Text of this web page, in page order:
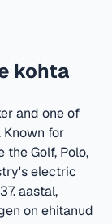
kohta
and one of
for
Golf, Polo,
electric
aastal,
on ehitanud